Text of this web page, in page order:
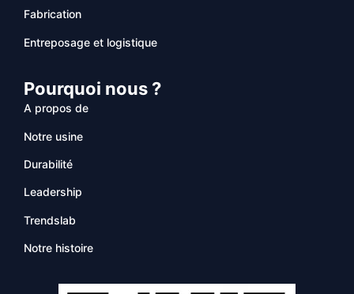
Fabrication
Entreposage et logistique
Pourquoi nous ?
A propos de
Notre usine
Durabilité
Leadership
Trendslab
Notre histoire